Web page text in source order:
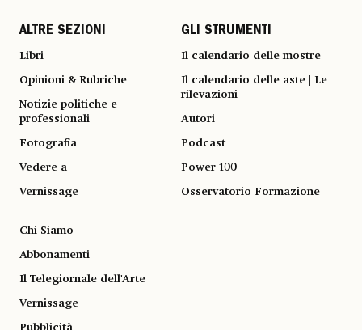
ALTRE SEZIONI
Libri
Opinioni & Rubriche
Notizie politiche e
professionali
Fotografia
Vedere a
Vernissage
GLI STRUMENTI
Il calendario delle mostre
Il calendario delle aste | Le
rilevazioni
Autori
Podcast
Power 100
Osservatorio Formazione
Chi Siamo
Abbonamenti
Il Telegiornale dell'Arte
Vernissage